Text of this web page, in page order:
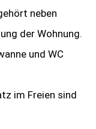
neben
der Wohnung.
und WC
im Freien sind